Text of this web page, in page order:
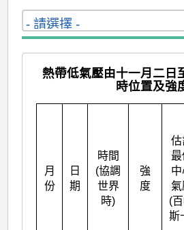
熱帶低氣壓由十一月二日
時位置及強
月
份
日
期
時間
(協調
世界
時)
強
度
估
氣
(
斯